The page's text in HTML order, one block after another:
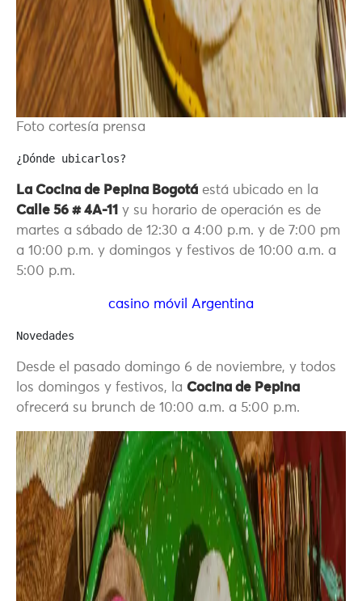
Foto cortesía prensa
¿Dónde ubicarlos?
La Cocina de Pepina Bogotá está ubicado en la
Calle 56 # 4A-11 y su horario de operación es de
martes a sábado de 12:30 a 4:00 p.m. y de 7:00 pm
a 10:00 p.m. y domingos y festivos de 10:00 a.m. a
5:00 p.m.
casino móvil Argentina
Novedades
Desde el pasado domingo 6 de noviembre, y todos
los domingos y festivos, la Cocina de Pepina
ofrecerá su brunch de 10:00 a.m. a 5:00 p.m.